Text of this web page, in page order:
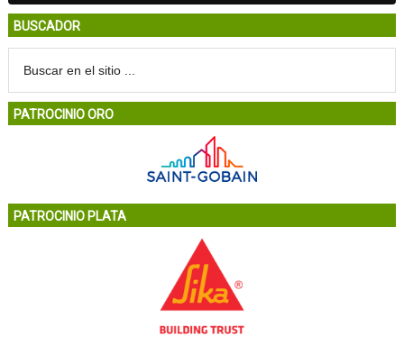
BUSCADOR
PATROCINIO ORO
PATROCINIO PLATA